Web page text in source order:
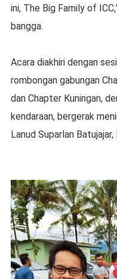
ini, The Big Family of
bangga.
Acara diakhiri dengan
rombongan gabungan
dan Chapter Kuningan,
kendaraan, bergerak
Lanud Suparlan Batujajar,